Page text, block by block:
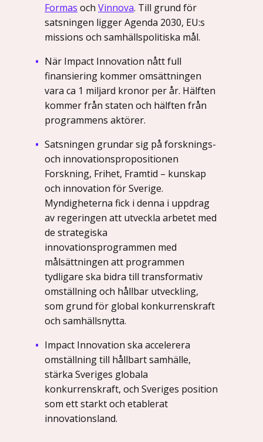
Formas och Vinnova. Till grund för
satsningen ligger Agenda 2030, EU:s
missions och samhällspolitiska mål.
När Impact Innovation nått full
finansiering kommer omsättningen
vara ca 1 miljard kronor per år. Hälften
kommer från staten och hälften från
programmens aktörer.
Satsningen grundar sig på forsknings-
och innovationspropositionen
Forskning, Frihet, Framtid – kunskap
och innovation för Sverige.
Myndigheterna fick i denna i uppdrag
av regeringen att utveckla arbetet med
de strategiska
innovationsprogrammen med
målsättningen att programmen
tydligare ska bidra till transformativ
omställning och hållbar utveckling,
som grund för global konkurrenskraft
och samhällsnytta.
Impact Innovation ska accelerera
omställning till hållbart samhälle,
stärka Sveriges globala
konkurrenskraft, och Sveriges position
som ett starkt och etablerat
innovationsland.